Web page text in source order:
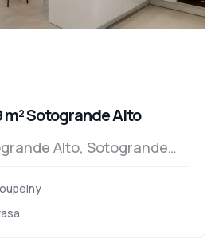
m² Sotogrande Alto
Alto, Sotogrande